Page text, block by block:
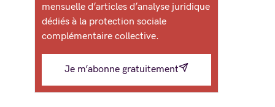
mensuelle d’articles d’analyse juridique
dédiés à la protection sociale
complémentaire collective.
Je m’abonne gratuitement